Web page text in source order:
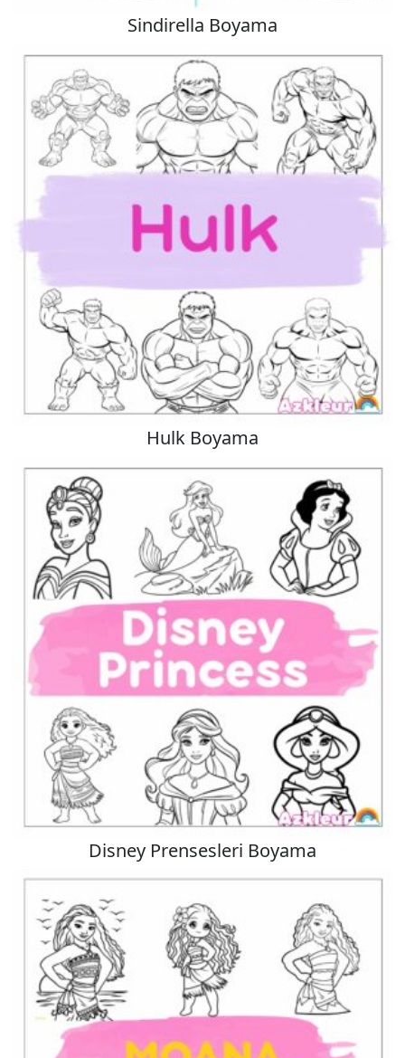
Sindirella Boyama
Hulk Boyama
Disney Prensesleri Boyama